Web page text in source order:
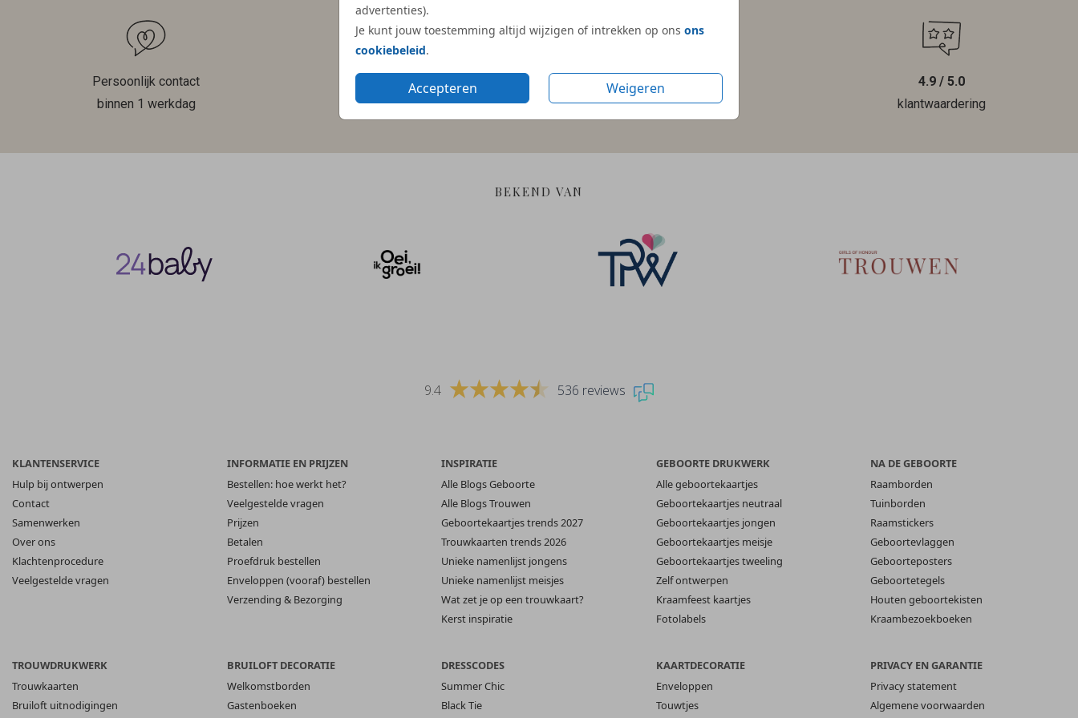
advertenties).
Je kunt jouw toestemming altijd wijzigen of intrekken op ons ons
cookiebeleid.
Accepteren Weigeren
Persoonlijk contact
binnen 1 werkdag
Gratis hulp
bij ontwerpen
verantwoorde materialen
4.9 / 5.0
klantwaardering
BEKEND VAN
9.4 536 reviews
KLANTENSERVICE
Hulp bij ontwerpen
Contact
Samenwerken
Over ons
Klachtenprocedure
Veelgestelde vragen
INFORMATIE EN PRIJZEN
Bestellen: hoe werkt het?
Veelgestelde vragen
Prijzen
Betalen
Proefdruk bestellen
Enveloppen (vooraf) bestellen
Verzending & Bezorging
INSPIRATIE
Alle Blogs Geboorte
Alle Blogs Trouwen
Geboortekaartjes trends 2027
Trouwkaarten trends 2026
Unieke namenlijst jongens
Unieke namenlijst meisjes
Wat zet je op een trouwkaart?
Kerst inspiratie
GEBOORTE DRUKWERK
Alle geboortekaartjes
Geboortekaartjes neutraal
Geboortekaartjes jongen
Geboortekaartjes meisje
Geboortekaartjes tweeling
Zelf ontwerpen
Kraamfeest kaartjes
Fotolabels
NA DE GEBOORTE
Raamborden
Tuinborden
Raamstickers
Geboortevlaggen
Geboorteposters
Geboortetegels
Houten geboortekisten
Kraambezoekboeken
TROUWDRUKWERK
Trouwkaarten
Bruiloft uitnodigingen
BRUILOFT DECORATIE
Welkomstborden
Gastenboeken
DRESSCODES
Summer Chic
Black Tie
KAARTDECORATIE
Enveloppen
Touwtjes
PRIVACY EN GARANTIE
Privacy statement
Algemene voorwaarden